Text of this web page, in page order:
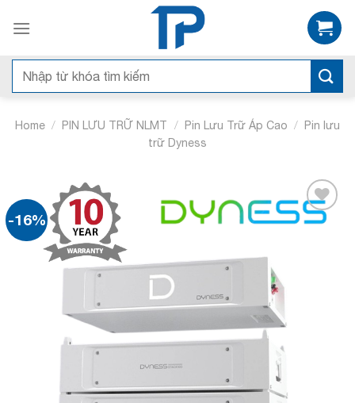
qua
dungSearch
Home / PIN LƯU TRỮ NLMT / Pin Lưu Trữ Áp Cao /
Pin lưu
trữ Dyness
-16%